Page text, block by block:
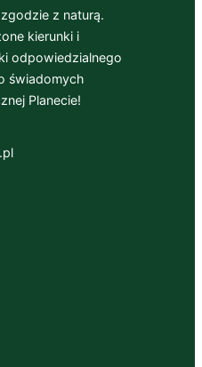
z naturą.
kierunki i
odpowiedzialnego
świadomych
Planecie!